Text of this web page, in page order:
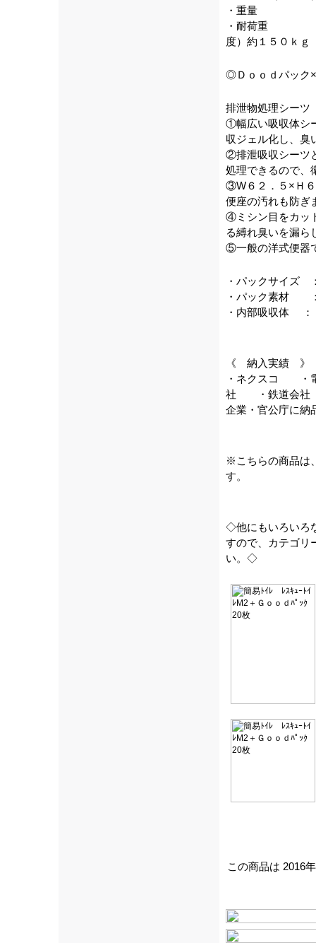
・重量 ：
・耐荷重 ：
度）約１５０ｋｇ
◎Ｄｏｏｄパック
排泄物処理シーツ
①幅広い吸収体シ
収ジェル化し、臭
②排泄吸収シーツ
処理できるので、
③W６２．５×Ｈ
便座の汚れも防ぎ
④ミシン目をカッ
る縛れ臭いを漏ら
⑤一般の洋式便器
・パックサイズ
・パック素材
・内部吸収体 ：
《 納入実績 》
・ネクスコ
社 ・鉄道会社
企業・官公庁に納
※こちらの商品は
す。
◇他にもいろいろ
すので、カテゴリ
い。◇
この商品は 2016